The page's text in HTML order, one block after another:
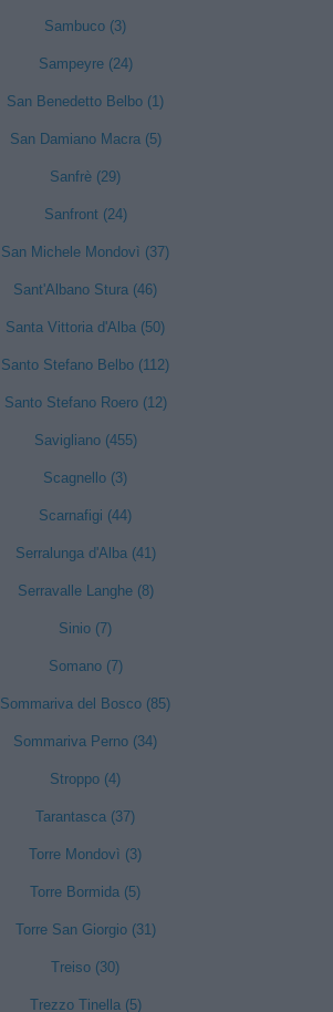
Sambuco (3)
Sampeyre (24)
San Benedetto Belbo (1)
San Damiano Macra (5)
Sanfrè (29)
Sanfront (24)
San Michele Mondovì (37)
Sant'Albano Stura (46)
Santa Vittoria d'Alba (50)
Santo Stefano Belbo (112)
Santo Stefano Roero (12)
Savigliano (455)
Scagnello (3)
Scarnafigi (44)
Serralunga d'Alba (41)
Serravalle Langhe (8)
Sinio (7)
Somano (7)
Sommariva del Bosco (85)
Sommariva Perno (34)
Stroppo (4)
Tarantasca (37)
Torre Mondovì (3)
Torre Bormida (5)
Torre San Giorgio (31)
Treiso (30)
Trezzo Tinella (5)